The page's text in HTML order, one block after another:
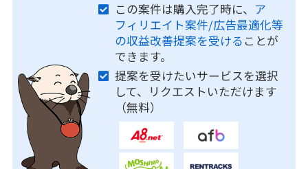
この案件は購入完了時に、 ア
フィリエイト案件/広告最適化等
の収益改善提案を受ける ことが
できます。
提案を受けたいサービスを選択
して、リクエストいただけます
（無料）